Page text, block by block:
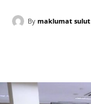
By maklumat sulut